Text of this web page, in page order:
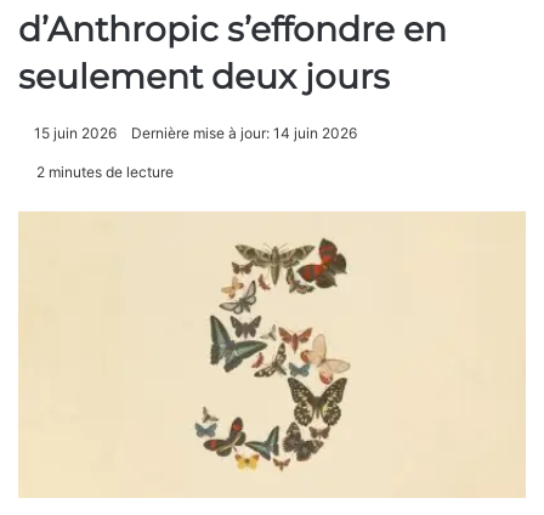
d’Anthropic s’effondre en
seulement deux jours
15 juin 2026 Dernière mise à jour: 14 juin 2026
2 minutes de lecture